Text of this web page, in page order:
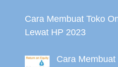
Cara Membuat Toko
Lewat HP 2023
Cara